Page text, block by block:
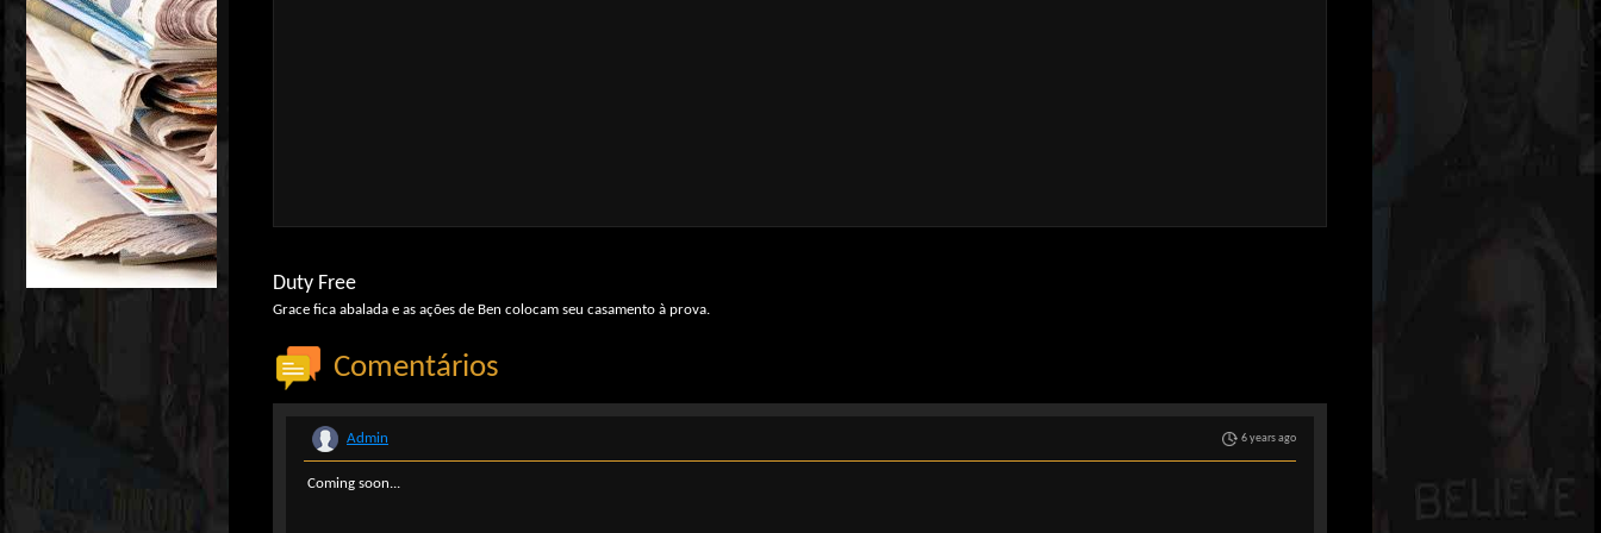
Duty Free
Grace fica abalada e as ações de Ben colocam seu casamento à prova.
Comentários
6 years ago
Admin
Coming soon...